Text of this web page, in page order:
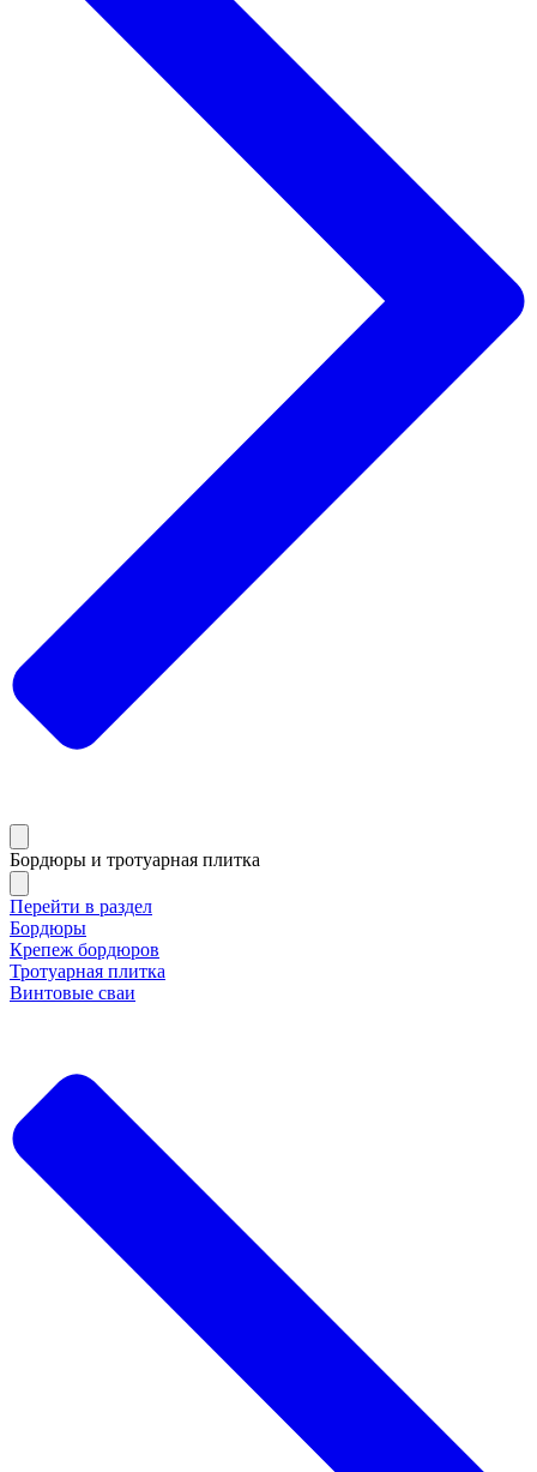
Бордюры и тротуарная плитка
Перейти в раздел
Бордюры
Крепеж бордюров
Тротуарная плитка
Винтовые сваи